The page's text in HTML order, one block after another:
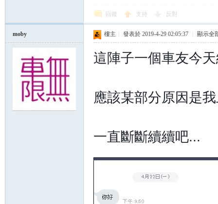
回復 支持 反對
moby 樓主 發表於 2019-4-29 02:05:37 顯示全
這陣子一個車友今
應該某部分原因是
一直斷斷續續吧...